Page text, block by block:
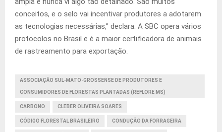
conceitos, e o selo vai incentivar produtores a adotarem
as tecnologias necessárias,” declara. A SBC opera vários
protocolos no Brasil e é a maior certificadora de animais
de rastreamento para exportação.
ASSOCIAÇÃO SUL-MATO-GROSSENSE DE PRODUTORES E
CONSUMIDORES DE FLORESTAS PLANTADAS (REFLORE MS)
CARBONO CLEBER OLIVEIRA SOARES
CÓDIGO FLORESTAL BRASILEIRO CONDUÇÃO DA FORRAGEIRA